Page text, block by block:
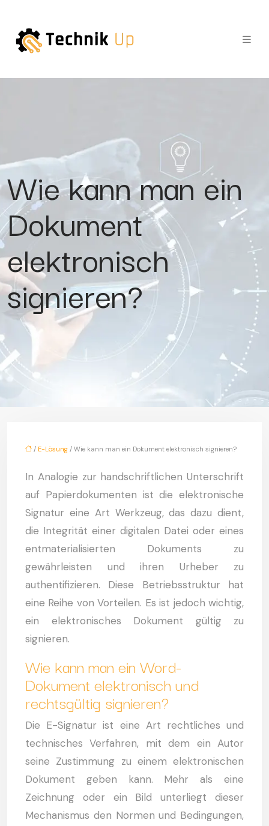
Wie kann man ein
Dokument
elektronisch
signieren?
/ E-Lösung / Wie kann man ein Dokument elektronisch signieren?
In Analogie zur handschriftlichen Unterschrift
auf Papierdokumenten ist die elektronische
Signatur eine Art Werkzeug, das dazu dient,
die Integrität einer digitalen Datei oder eines
entmaterialisierten Dokuments zu
gewährleisten und ihren Urheber zu
authentifizieren. Diese Betriebsstruktur hat
eine Reihe von Vorteilen. Es ist jedoch wichtig,
ein elektronisches Dokument gültig zu
signieren.
Wie kann man ein Word-
Dokument elektronisch und
rechtsgültig signieren?
Die E-Signatur ist eine Art rechtliches und
technisches Verfahren, mit dem ein Autor
seine Zustimmung zu einem elektronischen
Dokument geben kann. Mehr als eine
Zeichnung oder ein Bild unterliegt dieser
Mechanismus den Normen und Bedingungen,